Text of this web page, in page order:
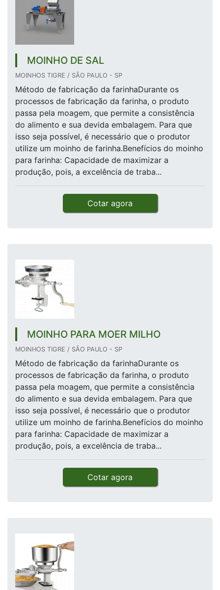
MOINHO DE SAL
MOINHOS TIGRE / SÃO PAULO - SP
Método de fabricação da farinhaDurante os
processos de fabricação da farinha, o produto
passa pela moagem, que permite a consistência
do alimento e sua devida embalagem. Para que
isso seja possível, é necessário que o produtor
utilize um moinho de farinha.Benefícios do moinho
para farinha: Capacidade de maximizar a
produção, pois, a excelência de traba...
Cotar agora
MOINHO PARA MOER MILHO
MOINHOS TIGRE / SÃO PAULO - SP
Método de fabricação da farinhaDurante os
processos de fabricação da farinha, o produto
passa pela moagem, que permite a consistência
do alimento e sua devida embalagem. Para que
isso seja possível, é necessário que o produtor
utilize um moinho de farinha.Benefícios do moinho
para farinha: Capacidade de maximizar a
produção, pois, a excelência de traba...
Cotar agora